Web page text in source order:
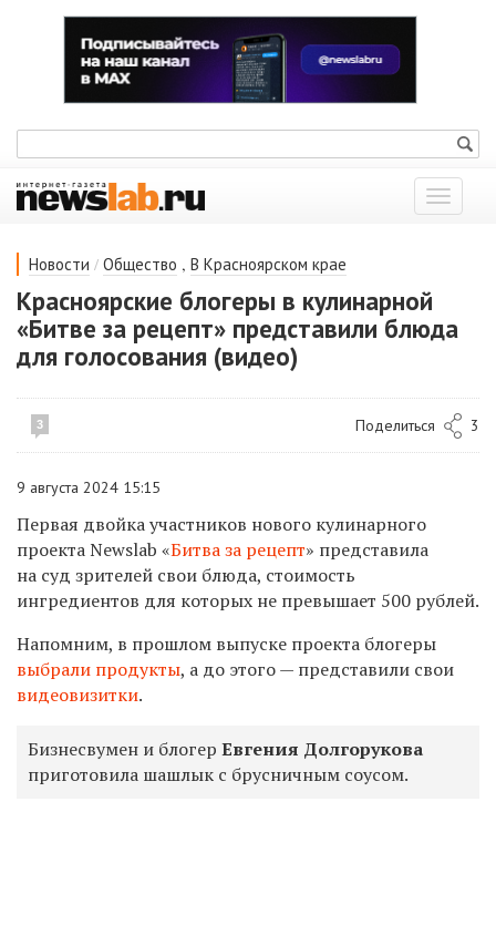
Показать
меню
Новости / Общество , В Красноярском крае
Красноярские блогеры в кулинарной
«Битве за рецепт» представили блюда
для голосования (видео)
3 Поделиться 3
9 августа 2024 15:15
Первая двойка участников нового кулинарного
проекта Newslab «Битва за рецепт» представила
на суд зрителей свои блюда, стоимость
ингредиентов для которых не превышает 500 рублей.
Напомним, в прошлом выпуске проекта блогеры
выбрали продукты, а до этого — представили свои
видеовизитки.
Бизнесвумен и блогер Евгения Долгорукова
приготовила шашлык с брусничным соусом.